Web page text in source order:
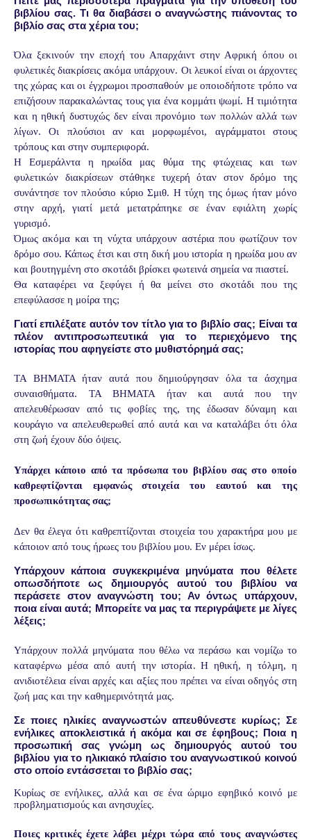
βιβλίου σας. Τι θα διαβάσει ο αναγνώστης πιάνοντας το
βιβλίο σας στα χέρια του;
Όλα ξεκινούν την εποχή του Απαρχάιντ στην Αφρική όπου οι
φυλετικές διακρίσεις ακόμα υπάρχουν. Οι λευκοί είναι οι άρχοντες
της χώρας και οι έγχρωμοι προσπαθούν με οποιοδήποτε τρόπο να
επιζήσουν παρακαλώντας τους για ένα κομμάτι ψωμί. Η τιμιότητα
και η ηθική δυστυχώς δεν είναι προνόμιο των πολλών αλλά των
λίγων. Οι πλούσιοι αν και μορφωμένοι, αγράμματοι στους
τρόπους και στην συμπεριφορά.
Η Εσμεράλντα η ηρωίδα μας θύμα της φτώχειας και των
φυλετικών διακρίσεων στάθηκε τυχερή όταν στον δρόμο της
συνάντησε τον πλούσιο κύριο Σμιθ. Η τύχη της όμως ήταν μόνο
στην αρχή, γιατί μετά μετατράπηκε σε έναν εφιάλτη χωρίς
γυρισμό.
Όμως ακόμα και τη νύχτα υπάρχουν αστέρια που φωτίζουν τον
δρόμο σου. Κάπως έτσι και στη δική μου ιστορία η ηρωίδα μου αν
και βουτηγμένη στο σκοτάδι βρίσκει φωτεινά σημεία να πιαστεί.
Θα καταφέρει να ξεφύγει ή θα μείνει στο σκοτάδι που της
επεφύλασσε η μοίρα της;
Γιατί επιλέξατε αυτόν τον τίτλο για το βιβλίο σας; Είναι τα
πλέον αντιπροσωπευτικά για το περιεχόμενο της
ιστορίας που αφηγείστε στο μυθιστόρημά σας;
ΤΑ ΒΗΜΑΤΑ ήταν αυτά που δημιούργησαν όλα τα άσχημα
συναισθήματα. ΤΑ ΒΗΜΑΤΑ ήταν και αυτά που την
απελευθέρωσαν από τις φοβίες της, της έδωσαν δύναμη και
κουράγιο να απελευθερωθεί από αυτά και να καταλάβει ότι όλα
στη ζωή έχουν δύο όψεις.
Υπάρχει κάποιο από τα πρόσωπα του βιβλίου σας στο οποίο
καθρεφτίζονται εμφανώς στοιχεία του εαυτού και της
προσωπικότητας σας;
Δεν θα έλεγα ότι καθρεπτίζονται στοιχεία του χαρακτήρα μου με
κάποιον από τους ήρωες του βιβλίου μου. Εν μέρει ίσως.
Υπάρχουν κάποια συγκεκριμένα μηνύματα που θέλετε
οπωσδήποτε ως δημιουργός αυτού του βιβλίου να
περάσετε στον αναγνώστη του; Αν όντως υπάρχουν,
ποια είναι αυτά; Μπορείτε να μας τα περιγράψετε με λίγες
λέξεις;
Υπάρχουν πολλά μηνύματα που θέλω να περάσω και νομίζω το
καταφέρνω μέσα από αυτή την ιστορία. Η ηθική, η τόλμη, η
ανιδιοτέλεια είναι αρχές και αξίες που πρέπει να είναι οδηγός στη
ζωή μας και την καθημερινότητά μας.
Σε ποιες ηλικίες αναγνωστών απευθύνεστε κυρίως; Σε
ενήλικες αποκλειστικά ή ακόμα και σε έφηβους; Ποια η
προσωπική σας γνώμη ως δημιουργός αυτού του
βιβλίου για το ηλικιακό πλαίσιο του αναγνωστικού κοινού
στο οποίο εντάσσεται το βιβλίο σας;
Κυρίως σε ενήλικες, αλλά και σε ένα ώριμο εφηβικό κοινό με
προβληματισμούς και ανησυχίες.
Ποιες κριτικές έχετε λάβει μέχρι τώρα από τους αναγνώστες